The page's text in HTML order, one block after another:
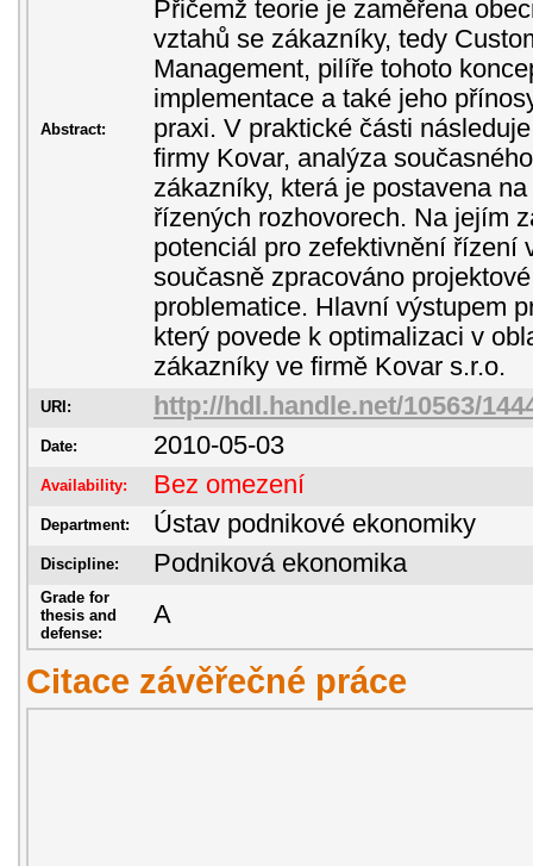
Abstract:
Přičemž teorie je zaměřena
vztahů se zákazníky, tedy
Management, pilíře tohoto
implementace a také jeho
praxi. V praktické části
firmy Kovar, analýza
zákazníky, která je postavena
řízených rozhovorech. Na jejím
potenciál pro zefektivnění řízení
současně zpracováno
problematice. Hlavní výstupem
který povede k optimalizaci v
zákazníky ve firmě Kovar s.r.o.
URI: http://hdl.handle.net/10563/
Date: 2010-05-03
Availability: Bez omezení
Department: Ústav podnikové ekonomiky
Discipline: Podniková ekonomika
Grade for
thesis and
defense:
A
Citace závěřečné práce